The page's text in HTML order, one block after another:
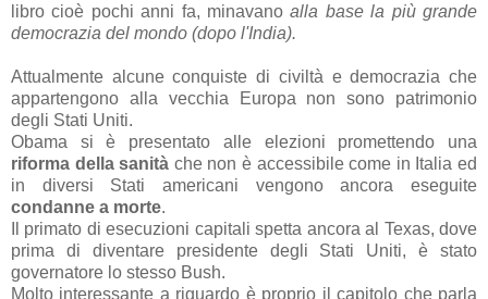
libro cioè pochi anni fa, minavanoalla base la più grande
democrazia del mondo (dopo l'India).
Attualmente alcune conquiste di civiltà e democrazia che
appartengono alla vecchia Europa non sono patrimonio
degli Stati Uniti.
Obama si è presentato alle elezioni promettendo una
riforma della sanità che non è accessibile come in Italia ed
in diversi Stati americani vengono ancora eseguite
condanne a morte.
Il primato di esecuzioni capitali spetta ancora al Texas, dove
prima di diventare presidente degli Stati Uniti, è stato
governatore lo stesso Bush.
Molto interessante a riguardo è proprio il capitolo che parla